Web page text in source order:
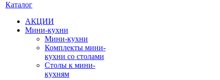
Каталог
АКЦИИ
Мини-кухни
Мини-кухни
Комплекты мини-
кухни со столами
Столы к мини-
кухням